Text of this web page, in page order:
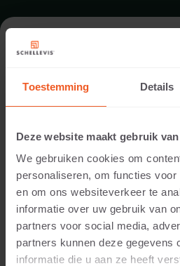
Toestemming Details
Deze website maakt gebruik
We gebruiken cookies om
personaliseren, om functies
en om ons websiteverkeer te
informatie over uw gebruik van
partners voor social media,
partners kunnen deze gegevens
informatie die u aan ze heeft
FORMAAT -
ASSORTIMENT